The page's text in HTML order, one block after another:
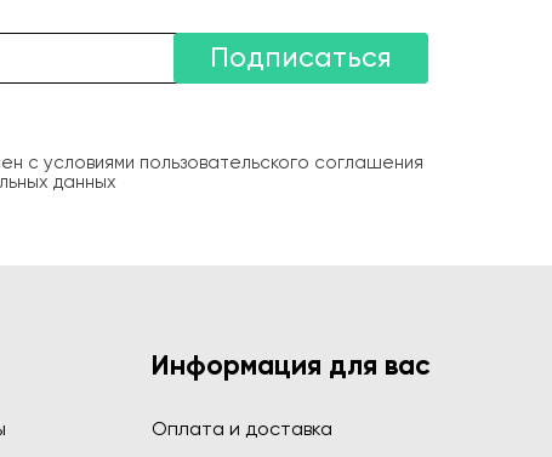
Подписаться
с условиями пользовательского соглашения
данных
Информация для вас
Оплата и доставка